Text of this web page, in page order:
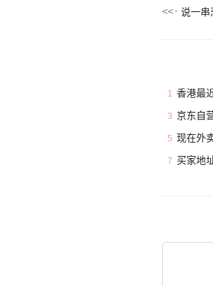
说一串
1 香港最
3 京东自
5 现在外
7 买家地